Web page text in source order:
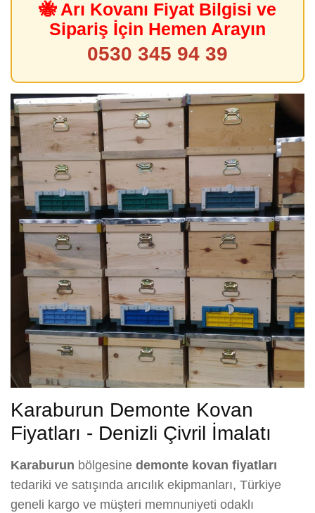
🐝 Arı Kovanı Fiyat Bilgisi ve
Sipariş İçin Hemen Arayın
0530 345 94 39
Karaburun Demonte Kovan
Fiyatları - Denizli Çivril İmalatı
Karaburun bölgesine demonte kovan fiyatları
tedariki ve satışında arıcılık ekipmanları, Türkiye
geneli kargo ve müşteri memnuniyeti odaklı